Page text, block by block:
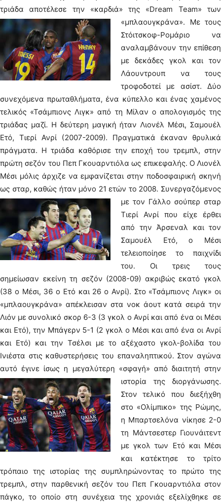
τριάδα αποτέλεσε την «καρδιά» της «Dream Team» των
«μπλαουγκράνα». Με τους
Στόιτσκοφ-Ρομάριο να
αναλαμβάνουν την επίθεση
με δεκάδες γκολ και τον
Λάουντρουπ να τους
τροφοδοτεί με ασίστ. Δύο
συνεχόμενα πρωταθλήματα, ένα κύπελλο και ένας χαμένος
τελικός «Τσάμπιονς Λιγκ» από τη Μίλαν ο απολογισμός της
τριάδας μαζί. Η δεύτερη μαγική ήταν Λιονέλ Μέσι, Σαμουέλ
Ετό, Τιερί Ανρί (2007-2009). Πραγματικά έκαναν θρυλικά
πράγματα. Η τριάδα καθόρισε την εποχή του τρεμπλ, στην
πρώτη σεζόν του Πεπ Γκουαρντιόλα ως επικεφαλής. Ο Λιονέλ
Μέσι μόλις άρχιζε να εμφανίζεται στην ποδοσφαιρική σκηνή
ως σταρ, καθώς ήταν μόνο 21 ετών το 2008. Συνεργαζόμενος
με τον Γάλλο σούπερ σταρ
Τιερί Ανρί που είχε έρθει
από την Άρσεναλ και τον
Σαμουέλ Ετό, ο Μέσι
τελειοποίησε το παιχνίδι
του. Οι τρεις τους
σημείωσαν εκείνη τη σεζόν (2008-09) ακριβώς εκατό γκολ
(38 ο Μέσι, 36 ο Ετό και 26 ο Ανρί). Στο «Τσάμπιονς Λιγκ» οι
«μπλαουγκράνα» απέκλεισαν στα νοκ άουτ κατά σειρά την
Λιόν με συνολικό σκορ 6-3 (3 γκολ ο Ανρί και από ένα οι Μέσι
και Ετό), την Μπάγερν 5-1 (2 γκολ ο Μέσι και από ένα οι Ανρί
και Ετό) και την Τσέλσι με το αξέχαστο γκολ-βολίδα του
Ινιέστα στις καθυστερήσεις του επαναληπτικού. Στον αγώνα
αυτό έγινε ίσως η μεγαλύτερη «σφαγή» από διαιτητή στην
ιστορία της διοργάνωσης.
Στον τελικό που διεξήχθη
στο «Ολίμπικο» της Ρώμης,
η Μπαρτσελόνα νίκησε 2-0
τη Μάντσεστερ Γιουνάιτεντ
με γκολ των Ετό και Μέσι
και κατέκτησε το τρίτο
τρόπαιο της ιστορίας της συμπληρώνοντας το πρώτο της
τρεμπλ, στην παρθενική σεζόν του Πεπ Γκουαρντιόλα στον
πάγκο, το οποίο στη συνέχεια της χρονιάς εξελίχθηκε σε